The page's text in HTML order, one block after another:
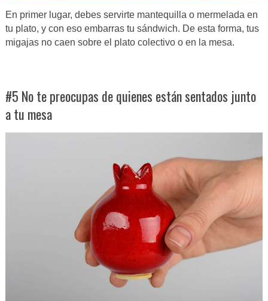
En primer lugar, debes servirte mantequilla o mermelada en
tu plato, y con eso embarras tu sándwich. De esta forma, tus
migajas no caen sobre el plato colectivo o en la mesa.
#5 No te preocupas de quienes están sentados junto
a tu mesa